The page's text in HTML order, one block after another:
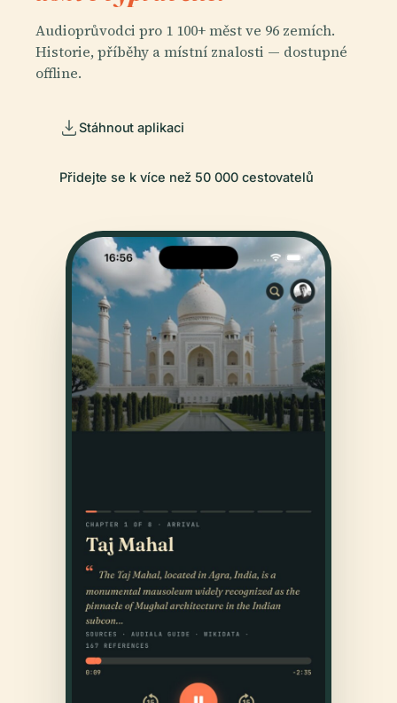
Audioprůvodci pro 1 100+ měst ve 96 zemích.
Historie, příběhy a místní znalosti — dostupné
offline.
Stáhnout aplikaci
Přidejte se k více než 50 000 cestovatelů